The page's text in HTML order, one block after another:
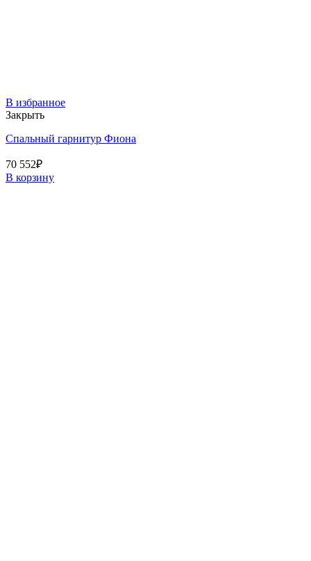
В избранное
Закрыть
Спальный гарнитур Фиона
70 552₽
В корзину